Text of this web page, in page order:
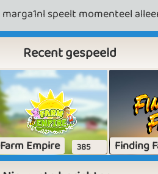
marga1nl speelt momenteel
Recent gespeeld
Farm Empire 385 Finding